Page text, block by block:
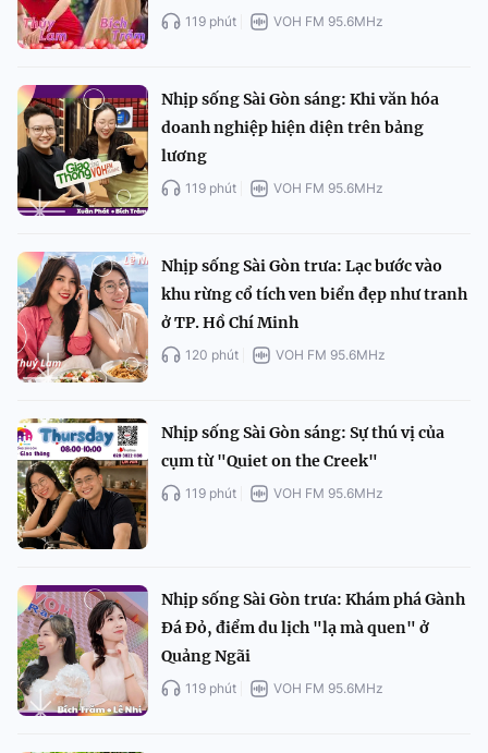
119 phút VOH FM 95.6MHz
Nhịp sống Sài Gòn sáng: Khi văn hóa
doanh nghiệp hiện diện trên bảng
lương
119 phút VOH FM 95.6MHz
Nhịp sống Sài Gòn trưa: Lạc bước vào
khu rừng cổ tích ven biển đẹp như tranh
ở TP. Hồ Chí Minh
120 phút VOH FM 95.6MHz
Nhịp sống Sài Gòn sáng: Sự thú vị của
cụm từ "Quiet on the Creek"
119 phút VOH FM 95.6MHz
Nhịp sống Sài Gòn trưa: Khám phá Gành
Đá Đỏ, điểm du lịch "lạ mà quen" ở
Quảng Ngãi
119 phút VOH FM 95.6MHz